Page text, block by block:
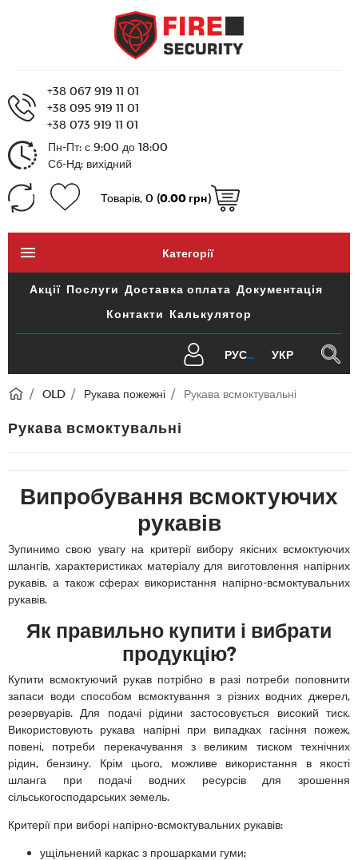
+38 067 919 11 01
+38 095 919 11 01
+38 073 919 11 01
Пн-Пт: с 9:00 до 18:00
Сб-Нд: вихідний
Товарів, 0 (0.00 грн)
Категорії
Акції Послуги Доставка оплата Документація
Контакти Калькулятор
РУС УКР
OLD Рукава пожежні Рукава всмоктувальні
Рукава всмоктувальні
Випробування всмоктуючих
рукавів
Зупинимо свою увагу на критерії вибору якісних всмоктуючих
шлангів, характеристиках матеріалу для виготовлення напірних
рукавів, а також сферах використання напірно-всмоктувальних
рукавів.
Як правильно купити і вибрати
продукцію?
Купити всмоктуючий рукав потрібно в разі потреби поповнити
запаси води способом всмоктування з різних водних джерел,
резервуарів. Для подачі рідини застосовується високий тиск.
Використовують рукава напірні при випадках гасіння пожеж,
повені, потреби перекачування з великим тиском технічних
рідин, бензину. Крім цього, можливе використання в якості
шланга при подачі водних ресурсів для зрошення
сільськогосподарських земель.
Критерії при виборі напірно-всмоктувальних рукавів:
ущільнений каркас з прошарками гуми;